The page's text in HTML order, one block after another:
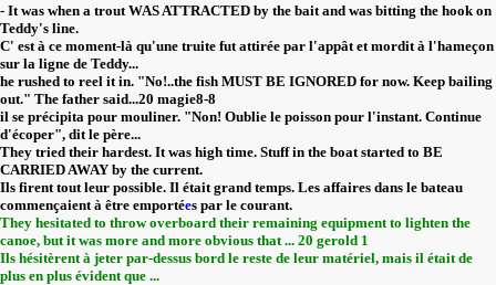
- It was when a trout WAS ATTRACTED by the bait and was bitting the hook on
Teddy's line.
C' est à ce moment-là qu'une truite fut attirée par l'appât et mordit à l'hameçon
sur la ligne de Teddy...
he rushed to reel it in. "No!..the fish MUST BE IGNORED for now. Keep bailing
out." The father said...20 magie8-8
il se précipita pour mouliner. "Non! Oublie le poisson pour l'instant. Continue
d'écoper", dit le père...
They tried their hardest. It was high time. Stuff in the boat started to BE
CARRIED AWAY by the current.
Ils firent tout leur possible. Il était grand temps. Les affaires dans le bateau
commençaient à être emportées par le courant.
They hesitated to throw overboard their remaining equipment to lighten the
canoe, but it was more and more obvious that ... 20 gerold 1
Ils hésitèrent à jeter par-dessus bord le reste de leur matériel, mais il était de
plus en plus évident que ...